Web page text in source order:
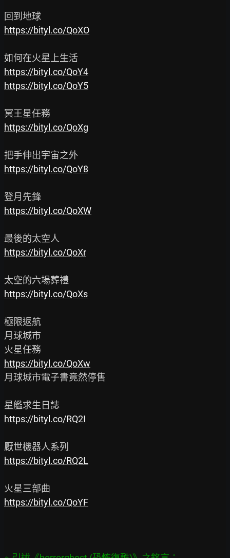
https://bityl.co/QoXO
https://bityl.co/QoY4
https://bityl.co/QoY5
https://bityl.co/QoXg
https://bityl.co/QoY8
https://bityl.co/QoXW
https://bityl.co/QoXr
https://bityl.co/QoXs
極限返航
月球城市
https://bityl.co/QoXw
月球城市電子書竟然停售
https://bityl.co/RQ2I
https://bityl.co/RQ2L
https://bityl.co/QoYF